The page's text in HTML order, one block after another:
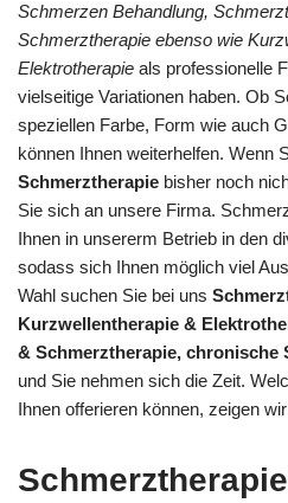
Schmerzen Behandlung,
Schmerztherapie ebenso wie
Elektrotherapie als professionelle
vielseitige Variationen haben. Ob
speziellen Farbe, Form wie auch
können Ihnen weiterhelfen. Wenn
Schmerztherapie bisher noch
Sie sich an unsere Firma.
Ihnen in unsererm Betrieb in den
sodass sich Ihnen möglich viel
Wahl suchen Sie bei uns
Kurzwellentherapie &
& Schmerztherapie, chronische
und Sie nehmen sich die Zeit.
Ihnen offerieren können, zeigen